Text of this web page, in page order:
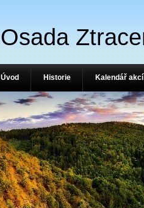
Osada
Úvod Historie Kalendář akcí